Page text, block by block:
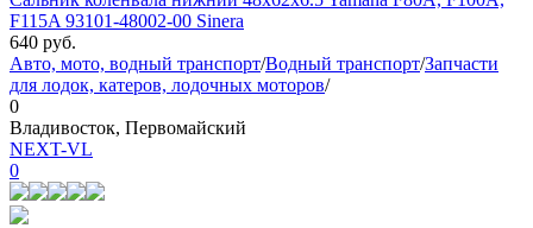
F115A 93101-48002-00 Sinera
640 руб.
Авто, мото, водный транспорт/Водный транспорт/Запчасти
для лодок, катеров, лодочных моторов/
0
Владивосток, Первомайский
NEXT-VL
0